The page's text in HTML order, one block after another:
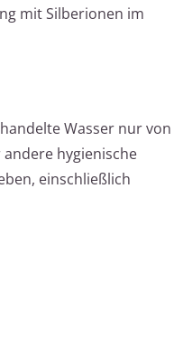
mit Silberionen im
Wasser nur von
hygienische
einschließlich